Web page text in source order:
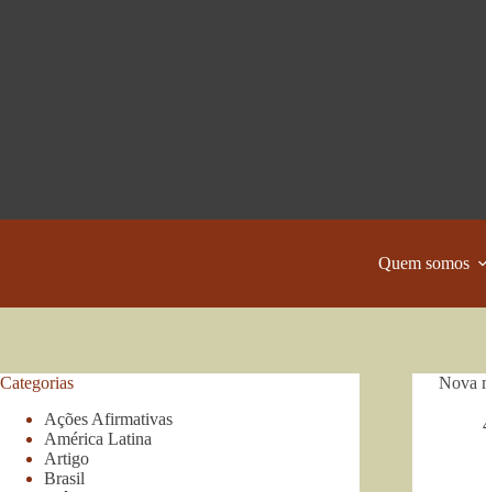
Quem somos
Nova
Categorias
Ações Afirmativas
América Latina
Artigo
Brasil